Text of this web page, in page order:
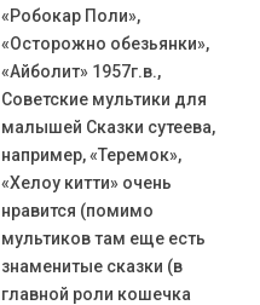
«Робокар Поли»,
«Осторожно обезьянки»,
«Айболит» 1957г.в.,
Советские мультики для
малышей Сказки сутеева,
например, «Теремок»,
«Хелоу китти» очень
нравится (помимо
мультиков там еще есть
знаменитые сказки (в
главной роли кошечка